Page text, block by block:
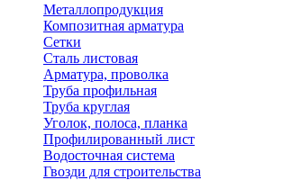
Металлопродукция
Композитная арматура
Сетки
Сталь листовая
Арматура, проволка
Труба профильная
Труба круглая
Уголок, полоса, планка
Профилированный лист
Водосточная система
Гвозди для строительства